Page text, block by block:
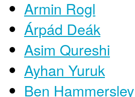
Armin Rogl
Árpád Deák
Asim Qureshi
Ayhan Yuruk
Ben Hammersley